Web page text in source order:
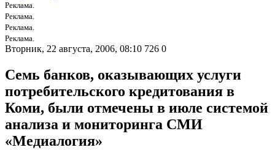
Реклама.
Реклама.
Реклама.
Реклама.
Вторник, 22 августа, 2006, 08:10 726 0
Семь банков, оказывающих услуги
потребительского кредитования в
Коми, были отмечены в июле системой
анализа и мониторинга СМИ
«Медиалогия»